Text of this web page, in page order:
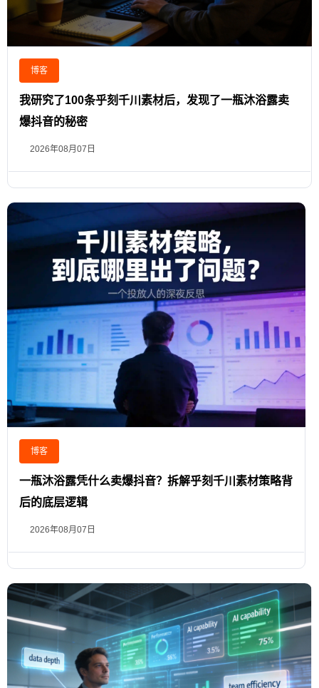
博客
我研究了100条乎刻千川素材后，发现了一瓶沐浴露卖
爆抖音的秘密
2026年08月07日
博客
一瓶沐浴露凭什么卖爆抖音？拆解乎刻千川素材策略背
后的底层逻辑
2026年08月07日